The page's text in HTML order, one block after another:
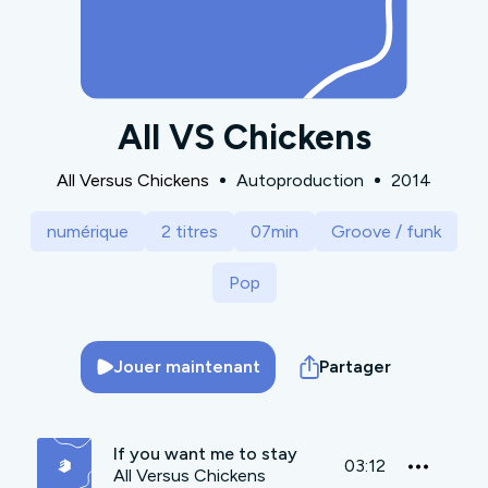
All VS Chickens
All Versus Chickens Autoproduction 2014
numérique 2 titres 07min Groove / funk
Pop
Jouer maintenant Partager
If you want me to stay
All Versus Chickens
03:12